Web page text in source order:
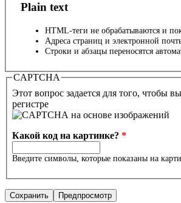
Plain text
HTML-теги не обрабатываются и
Адреса страниц и электронной
Строки и абзацы переносятся
CAPTCHA
Этот вопрос задается для того, чтобы
регистре
Какой код на картинке? *
Введите символы, которые показаны на